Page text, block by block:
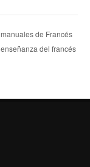
de Francés
del francés